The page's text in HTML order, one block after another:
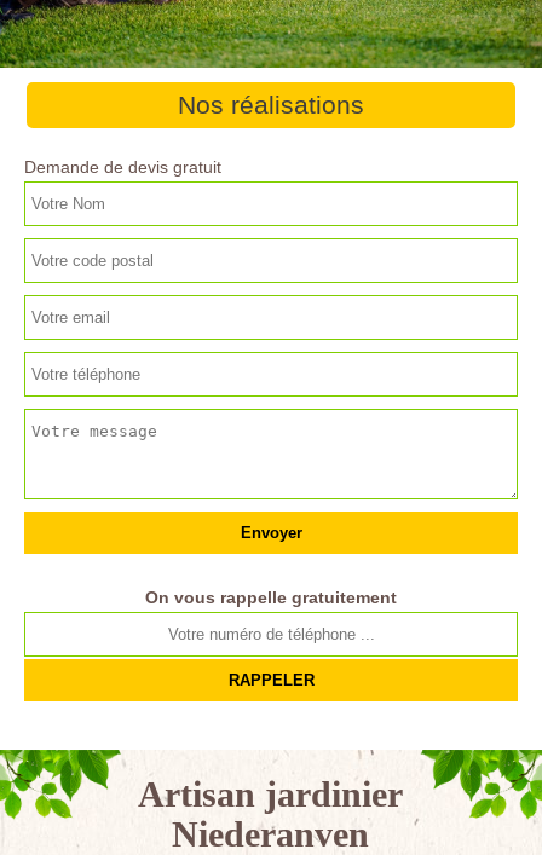
Nos réalisations
Demande de devis gratuit
On vous rappelle gratuitement
Artisan jardinier
Niederanven